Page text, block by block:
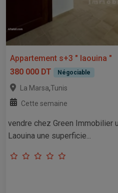
Appartement s+3 " laouina "
380 000 DT
Négociable
La Marsa,Tunis
Cette semaine
vendre chez Green Immobilier
Laouina une superficie...